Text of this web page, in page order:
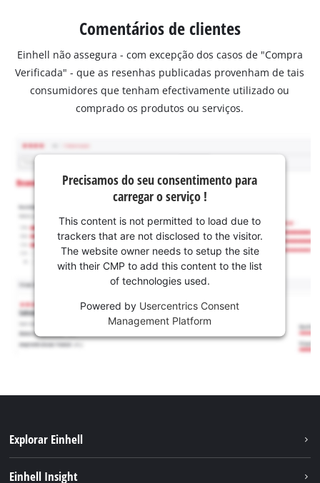
Comentários de clientes
Einhell não assegura - com excepção dos casos de "Compra
Verificada" - que as resenhas publicadas provenham de tais
consumidores que tenham efectivamente utilizado ou
comprado os produtos ou serviços.
Precisamos do seu consentimento para
carregar o serviço !
This content is not permitted to load due to
trackers that are not disclosed to the visitor.
The website owner needs to setup the site
with their CMP to add this content to the list
of technologies used.
Powered by Usercentrics Consent
Management Platform
Explorar Einhell
Einhell Insight